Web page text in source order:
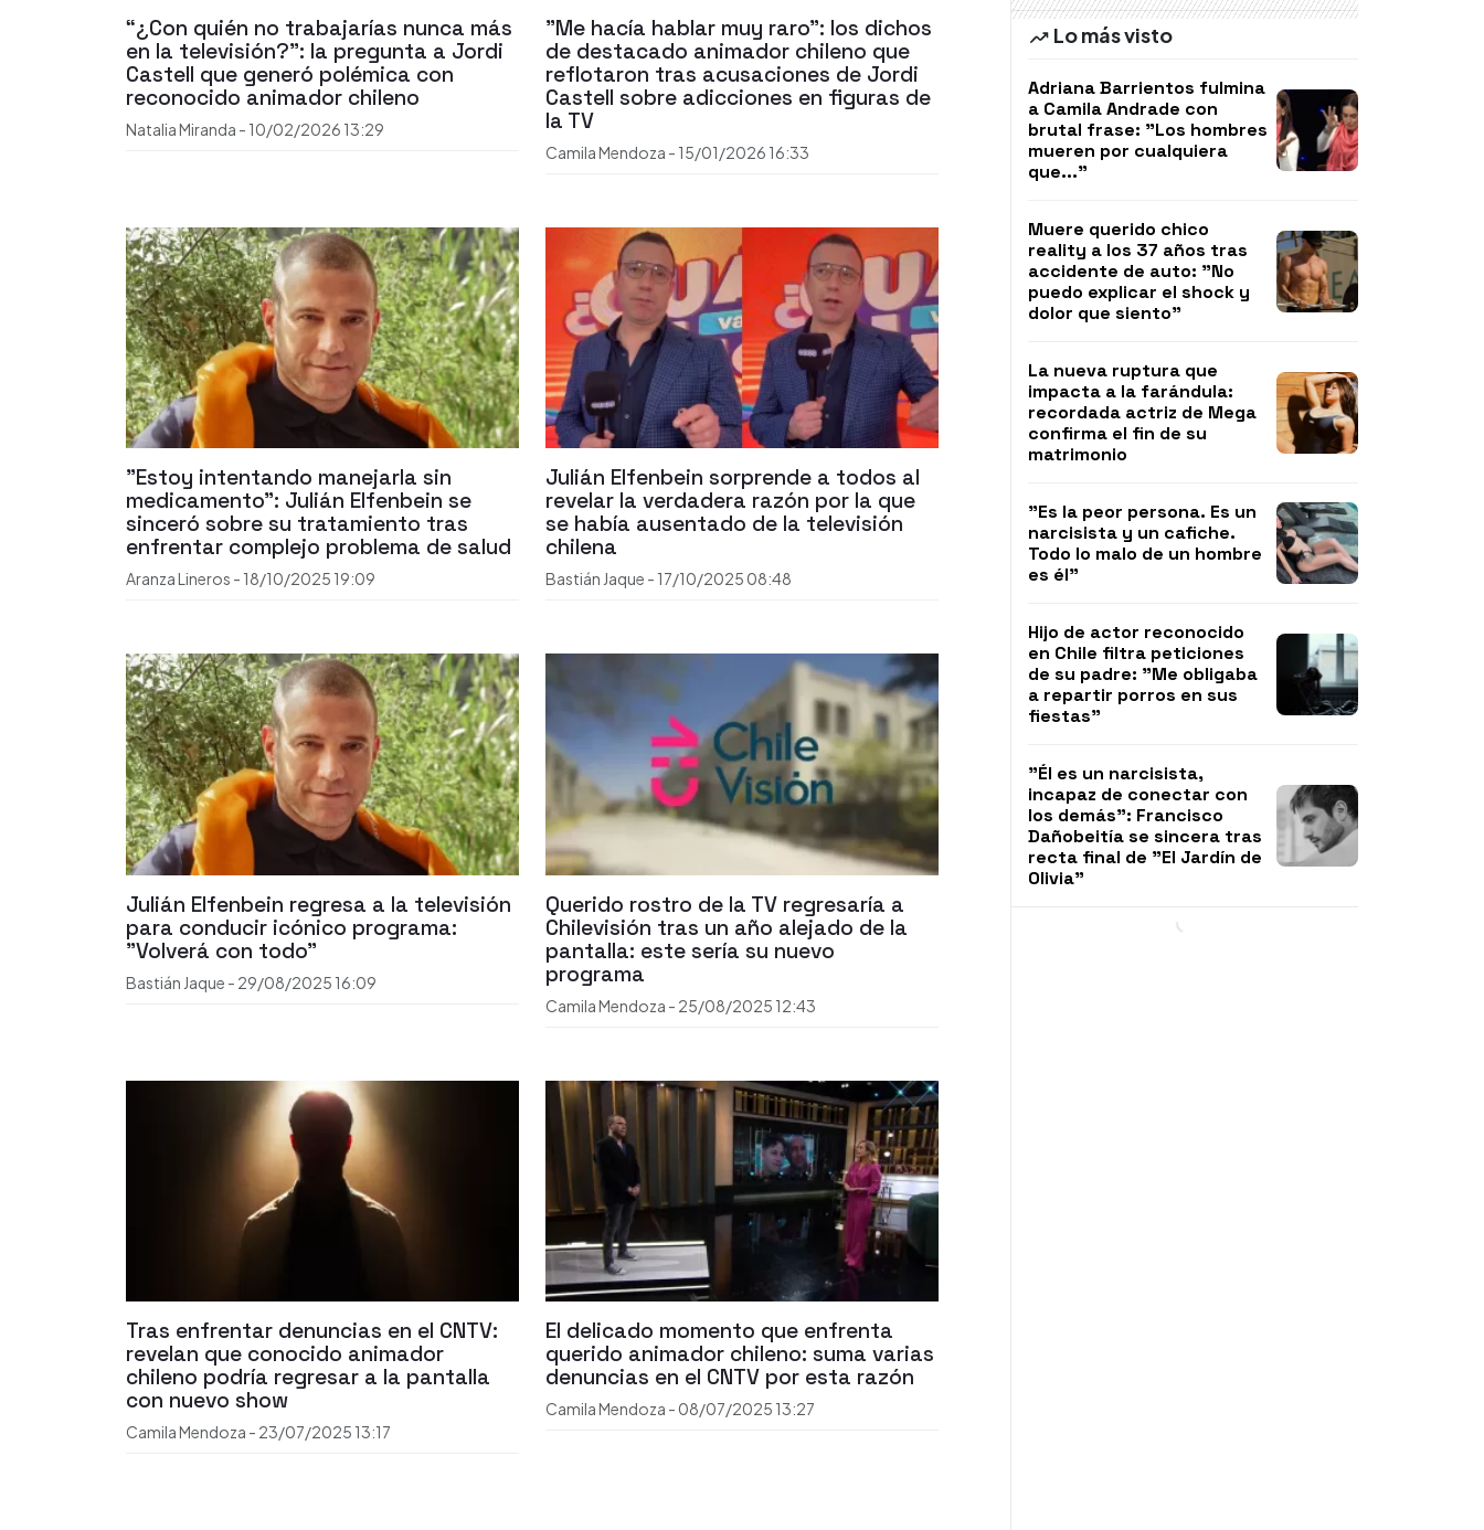
“¿Con quién no trabajarías nunca más
en la televisión?”: la pregunta a Jordi
Castell que generó polémica con
reconocido animador chileno
Natalia Miranda - 10/02/2026 13:29
"Me hacía hablar muy raro": los dichos
de destacado animador chileno que
reflotaron tras acusaciones de Jordi
Castell sobre adicciones en figuras de
la TV
Camila Mendoza - 15/01/2026 16:33
"Estoy intentando manejarla sin
medicamento": Julián Elfenbein se
sinceró sobre su tratamiento tras
enfrentar complejo problema de salud
Aranza Lineros - 18/10/2025 19:09
Julián Elfenbein sorprende a todos al
revelar la verdadera razón por la que
se había ausentado de la televisión
chilena
Bastián Jaque - 17/10/2025 08:48
Julián Elfenbein regresa a la televisión
para conducir icónico programa:
"Volverá con todo"
Bastián Jaque - 29/08/2025 16:09
Querido rostro de la TV regresaría a
Chilevisión tras un año alejado de la
pantalla: este sería su nuevo
programa
Camila Mendoza - 25/08/2025 12:43
Tras enfrentar denuncias en el CNTV:
revelan que conocido animador
chileno podría regresar a la pantalla
con nuevo show
Camila Mendoza - 23/07/2025 13:17
El delicado momento que enfrenta
querido animador chileno: suma varias
denuncias en el CNTV por esta razón
Camila Mendoza - 08/07/2025 13:27
Lo más visto
Adriana Barrientos fulmina
a Camila Andrade con
brutal frase: "Los hombres
mueren por cualquiera
que..."
Muere querido chico
reality a los 37 años tras
accidente de auto: "No
puedo explicar el shock y
dolor que siento"
La nueva ruptura que
impacta a la farándula:
recordada actriz de Mega
confirma el fin de su
matrimonio
"Es la peor persona. Es un
narcisista y un cafiche.
Todo lo malo de un hombre
es él"
Hijo de actor reconocido
en Chile filtra peticiones
de su padre: "Me obligaba
a repartir porros en sus
fiestas"
"Él es un narcisista,
incapaz de conectar con
los demás": Francisco
Dañobeitía se sincera tras
recta final de "El Jardín de
Olivia"